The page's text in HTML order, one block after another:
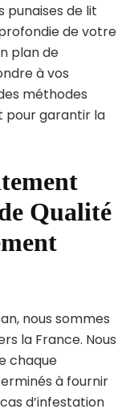
punaises de lit
de votre
plan de
à vos
méthodes
pour garantir la
Qualité
nous sommes
la France. Nous
chaque
à fournir
d’infestation